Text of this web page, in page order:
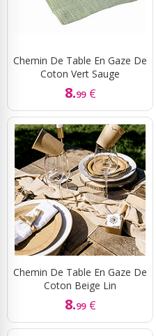
Chemin De Table En Gaze De
Coton Vert Sauge
8.99 €
Chemin De Table En Gaze De
Coton Beige Lin
8.99 €